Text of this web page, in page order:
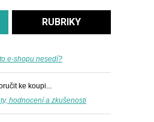
RUBRIKY
e-shopu nesedí?
ke koupi...
hodnocení a zkušenosti